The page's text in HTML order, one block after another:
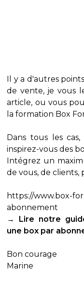
Il y a d'autres
de vente, je vous
article, ou vous
la formation Box
Dans tous les
inspirez-vous des
Intégrez un
de vous, de clients,
https://www.box-
abonnement
→ Lire notre
une box par
Bon courage
Marine